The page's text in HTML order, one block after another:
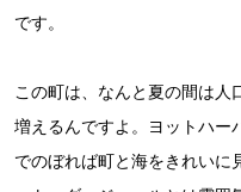
です。
この町は、なんと夏の間は人
増えるんですよ。ヨットハー
でのぼれば町と海をきれいに